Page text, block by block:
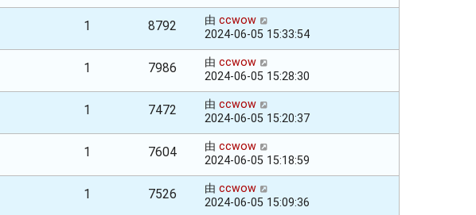
1 8792 由 ccwow
2024-06-05 15:33:54
1 7986 由 ccwow
2024-06-05 15:28:30
1 7472 由 ccwow
2024-06-05 15:20:37
1 7604 由 ccwow
2024-06-05 15:18:59
1 7526 由 ccwow
2024-06-05 15:09:36